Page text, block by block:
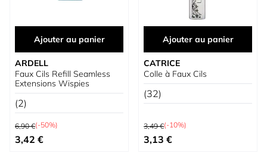
Ajouter au panier
ARDELL
Faux Cils Refill Seamless
Extensions Wispies
(2)
Prix normal
6,90 €(-50%)
Prix spécial
3,42 €
Ajouter au panier
CATRICE
Colle à Faux Cils
(32)
Prix normal
3,49 €(-10%)
Prix spécial
3,13 €